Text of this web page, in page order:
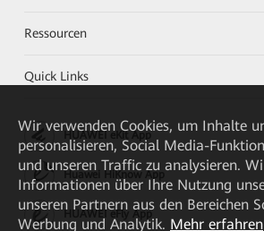
Ressourcen
Quick Links
HUAWEI eKit App
Huawei HiKnow App
HUAWEI eFly App
Wir verwenden Cookies, um Inhalte
personalisieren, Social Media-
und unseren Traffic zu analysieren.
Informationen über Ihre Nutzung
unseren Partnern aus den Bereichen
Werbung und Analytik. Mehr erfahren